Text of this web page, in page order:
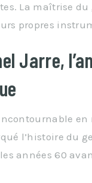
La maîtrise
propres
Jarre,
en
l’histoire du
années 60